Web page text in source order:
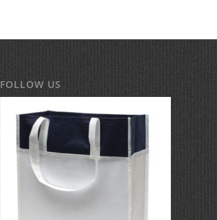
FOLLOW US